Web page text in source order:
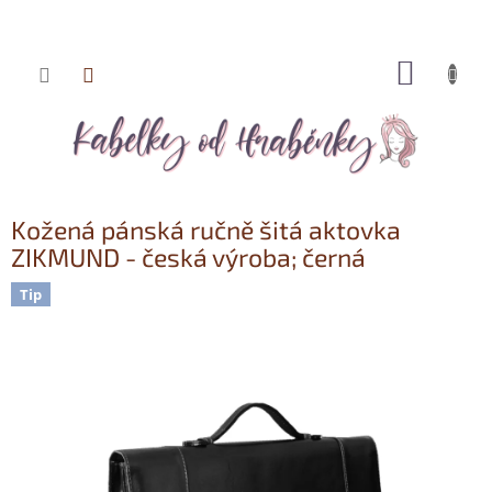
Přejít
Kožená pánská ručně šitá aktovka
ZIKMUND - česká výroba; černá
Tip